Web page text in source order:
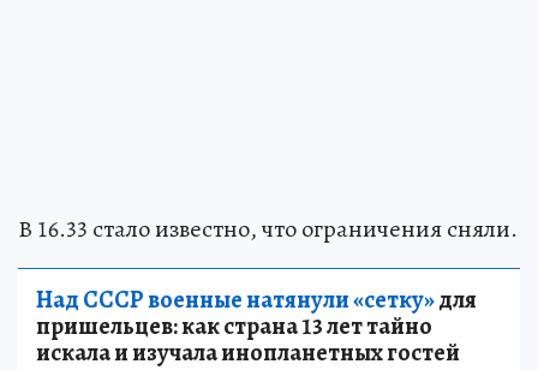
В 16.33 стало известно, что ограничения сняли.
Над СССР военные натянули «сетку»для
пришельцев: как страна 13 лет тайно
искала и изучала инопланетных гостей